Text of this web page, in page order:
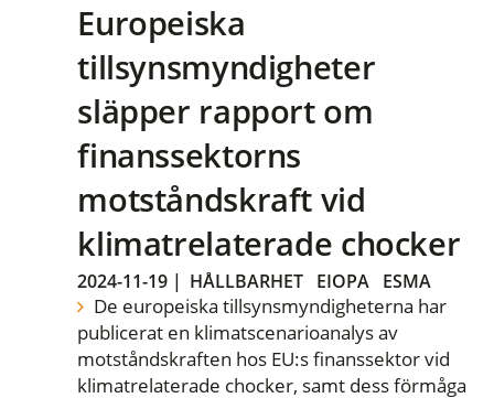
Europeiska
tillsynsmyndigheter
släpper rapport om
finanssektorns
motståndskraft vid
klimatrelaterade chocker
2024-11-19 | HÅLLBARHET EIOPA ESMA
De europeiska tillsynsmyndigheterna har
publicerat en klimatscenarioanalys av
motståndskraften hos EU:s finanssektor vid
klimatrelaterade chocker, samt dess förmåga